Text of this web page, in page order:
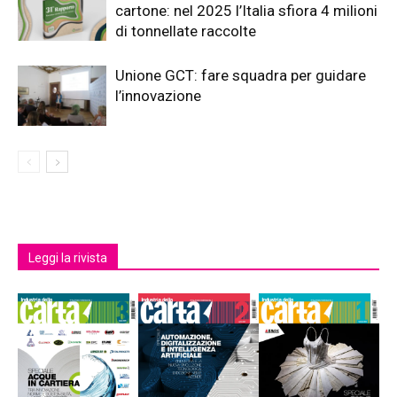
cartone: nel 2025 l’Italia sfiora 4 milioni
di tonnellate raccolte
Unione GCT: fare squadra per guidare
l’innovazione
Leggi la rivista